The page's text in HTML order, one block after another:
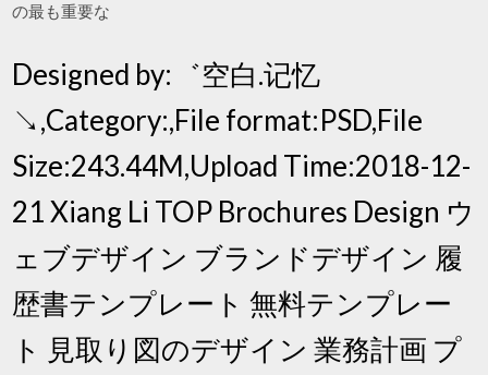
の最も重要な
Designed by:゛空白.记忆
↘,Category:,File format:PSD,File
Size:243.44M,Upload Time:2018-12-
21 Xiang Li TOP Brochures Design ウ
ェブデザイン ブランドデザイン 履
歴書テンプレート 無料テンプレー
ト 見取り図のデザイン 業務計画 プ